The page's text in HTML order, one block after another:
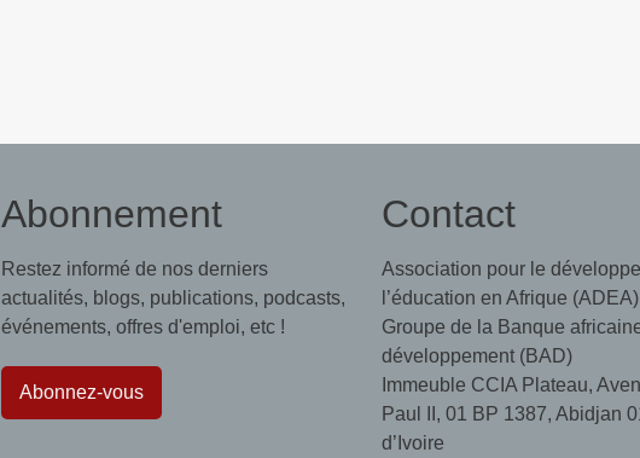
Abonnement
Restez informé de nos derniers
actualités, blogs, publications, podcasts,
événements, offres d'emploi, etc !
Abonnez-vous
Contact
Association pour le
l’éducation en Afrique (ADEA)
Groupe de la Banque
développement (BAD)
Immeuble CCIA Plateau,
Paul II, 01 BP 1387, Abidjan
d’Ivoire